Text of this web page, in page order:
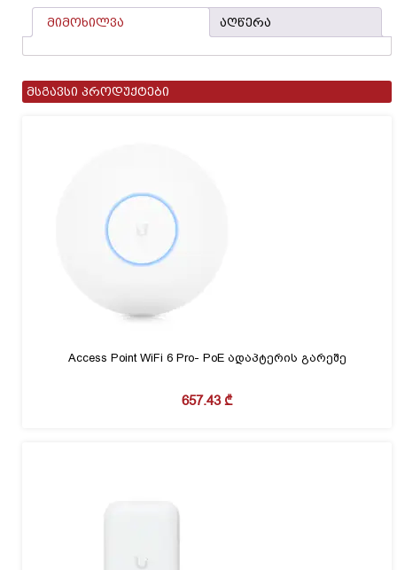
მიმოხილვა აღწერა
მსგავსი პროდუქტები
Access Point WiFi 6 Pro- PoE ადაპტერის გარეშე
657.43₾